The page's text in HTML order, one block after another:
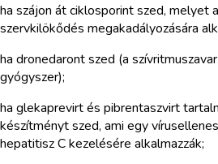
ha szájon át ciklosporint szed, melyet
szervkilökődés megakadályozására
ha dronedaront szed (a
gyógyszer);
ha glekaprevirt és pibrentaszvirt
készítményt szed, ami egy
hepatitisz C kezelésére alkalmazzák;